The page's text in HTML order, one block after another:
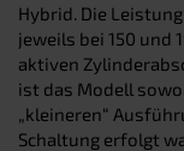
Hybrid. Die
jeweils bei 150 und
aktiven
ist das Modell
„kleineren“
Schaltung erfolgt